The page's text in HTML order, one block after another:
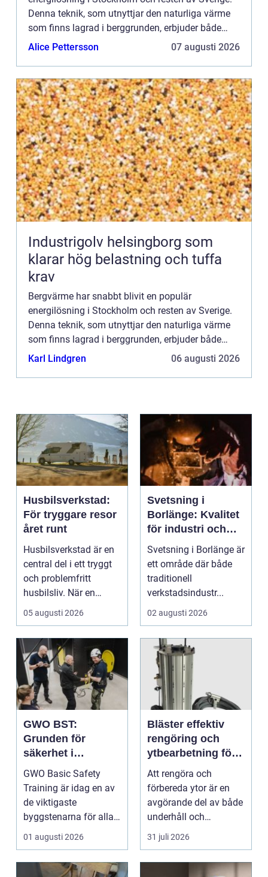
Denna teknik, som utnyttjar den naturliga värme
som finns lagrad i berggrunden, erbjuder både
miljövänliga och kostnadseffekti...
Alice Pettersson 07 augusti 2026
Industrigolv helsingborg som
klarar hög belastning och tuffa
krav
Bergvärme har snabbt blivit en populär
energilösning i Stockholm och resten av Sverige.
Denna teknik, som utnyttjar den naturliga värme
som finns lagrad i berggrunden, erbjuder både
miljövänliga och kostnadseffekti...
Karl Lindgren 06 augusti 2026
Husbilsverkstad:
För tryggare resor
året runt
Husbilsverkstad är en
central del i ett tryggt
och problemfritt
husbilsliv. När en
05 augusti 2026
Svetsning i
Borlänge: Kvalitet
för industri och
konstruktion
Svetsning i Borlänge är
ett område där både
traditionell
verkstadsindustr...
02 augusti 2026
GWO BST:
Grunden för
säkerhet i
vindkraftsbransch
en
GWO Basic Safety
Training är idag en av
de viktigaste
byggstenarna för alla
som vill arbet...
01 augusti 2026
Bläster effektiv
rengöring och
ytbearbetning för
proffs och
hantverkare
Att rengöra och
förbereda ytor är en
avgörande del av både
underhåll och
renovering. Färg, rost,
smu...
31 juli 2026